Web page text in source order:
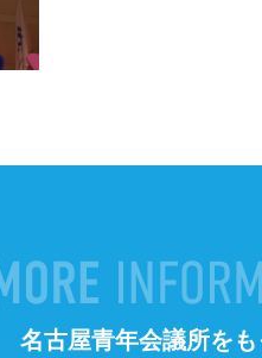
名古屋青年会議所を